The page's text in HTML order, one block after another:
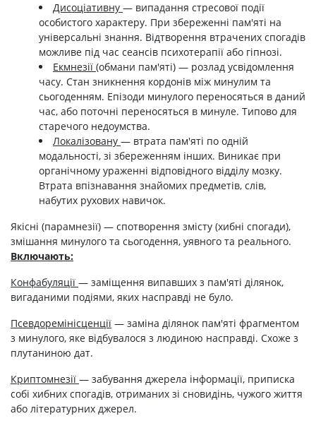
Дисоціативну — випадання стресової події
особистого характеру. При збереженні пам'яті на
універсальні знання. Відтворення втрачених спогадів
можливе під час сеансів психотерапії або гіпнозі.
Екмнезії (обмани пам'яті) — розлад усвідомлення
часу. Стан зникнення кордонів між минулим та
сьогоденням. Епізоди минулого переносяться в даний
час, або поточні переносяться в минуле. Типово для
старечого недоумства.
Локалізовану — втрата пам'яті по одній
модальності, зі збереженням інших. Виникає при
органічному ураженні відповідного відділу мозку.
Втрата впізнавання знайомих предметів, слів,
набутих рухових навичок.
Якісні (парамнезії) — спотворення змісту (хибні спогади),
змішання минулого та сьогодення, уявного та реального.
Включають:
Конфабуляції — заміщення випавших з пам'яті ділянок,
вигаданими подіями, яких насправді не було.
Псевдоремінісценції — заміна ділянок пам'яті фрагментом
з минулого, яке відбувалося з людиною насправді. Схоже з
плутаниною дат.
Криптомнезії — забування джерела інформації, приписка
собі хибних спогадів, отриманих зі сновидінь, чужого життя
або літературних джерел.